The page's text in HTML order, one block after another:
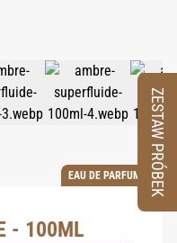
EAU DE PARFUM
- 100ML
ZESTAW PRÓBEK